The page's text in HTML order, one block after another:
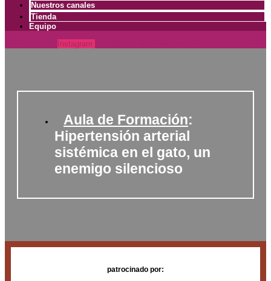
Nuestros canales
Tienda
Equipo
Instagram
Aula de Formación:
Hipertensión arterial
sistémica en el gato, un
enemigo silencioso
patrocinado por: